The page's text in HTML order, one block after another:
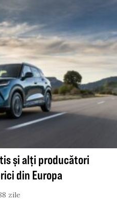
și alți producători
din Europa
zile